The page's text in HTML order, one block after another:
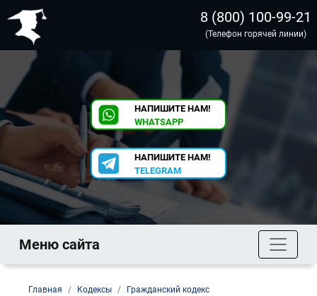
8 (800) 100-99-21
(Телефон горячей линии)
НАПИШИТЕ НАМ!
WHATSAPP
НАПИШИТЕ НАМ!
TELEGRAM
Меню сайта
Главная Кодексы
Гражданский кодекс